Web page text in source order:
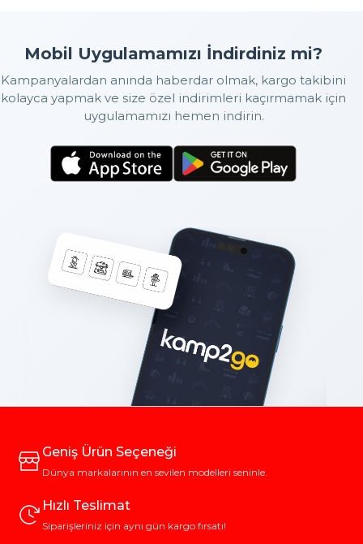
Mobil Uygulamamızı İndirdiniz mi?
Kampanyalardan anında haberdar olmak, kargo takibini
kolayca yapmak ve size özel indirimleri kaçırmamak için
uygulamamızı hemen indirin.
Geniş Ürün Seçeneği
Dünya markalarının en sevilen modelleri seninle.
Hızlı Teslimat
Siparişleriniz için aynı gün kargo fırsatı!